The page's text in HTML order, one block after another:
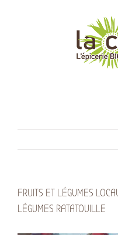
FRUITS ET LÉGUMES
LÉGUMES RATATOUILLE